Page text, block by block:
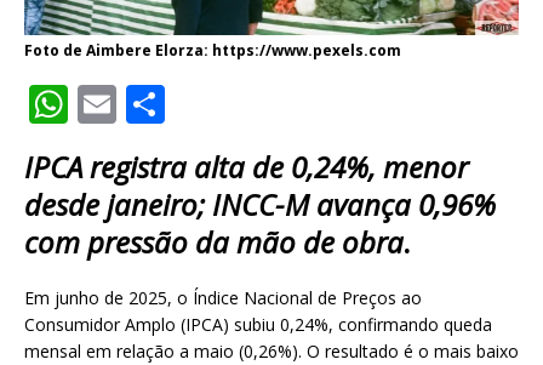
Foto de Aimbere Elorza: https://www.pexels.com
W
h
at
s
A
p
p
E
m
ai
l
ar
e
IPCA registra alta de 0,24%, menor
desde janeiro; INCC-M avança 0,96%
com pressão da mão de obra.
Em junho de 2025, o Índice Nacional de Preços ao
Consumidor Amplo (IPCA) subiu 0,24%, confirmando queda
mensal em relação a maio (0,26%). O resultado é o mais baixo